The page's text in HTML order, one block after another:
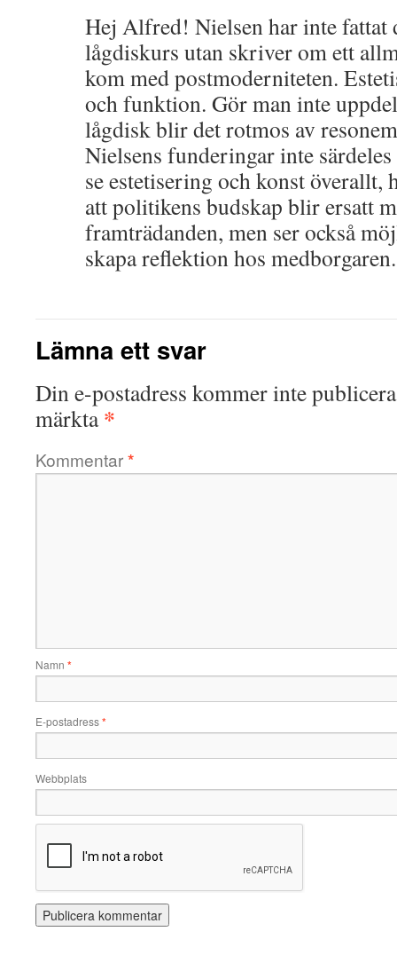
Hej Alfred! Nielsen har inte fattat
lågdiskurs utan skriver om ett
kom med postmoderniteten.
och funktion. Gör man inte
lågdisk blir det rotmos av
Nielsens funderingar inte
se estetisering och konst överallt,
att politikens budskap blir ersatt
framträdanden, men ser också
skapa reflektion hos medborgaren.
Lämna ett svar
Din e-postadress kommer inte
märkta*
Kommentar*
Namn *
E-postadress*
Webbplats